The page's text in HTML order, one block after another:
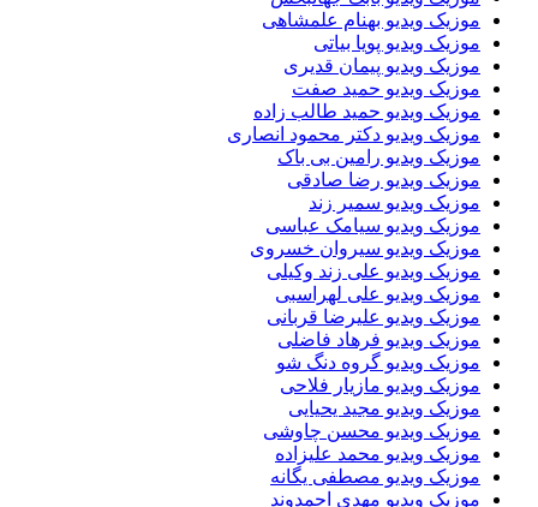
موزیک ویدیو بهنام علمشاهی
موزیک ویدیو پویا بیاتی
موزیک ویدیو پیمان قدیری
موزیک ویدیو حمید صفت
موزیک ویدیو حمید طالب زاده
موزیک ویدیو دکتر محمود انصاری
موزیک ویدیو رامین بی باک
موزیک ویدیو رضا صادقی
موزیک ویدیو سمیر زند
موزیک ویدیو سیامک عباسی
موزیک ویدیو سیروان خسروی
موزیک ویدیو علی زند وکیلی
موزیک ویدیو علی لهراسبی
موزیک ویدیو علیرضا قربانی
موزیک ویدیو فرهاد فاضلی
موزیک ویدیو گروه دنگ شو
موزیک ویدیو مازیار فلاحی
موزیک ویدیو مجید یحیایی
موزیک ویدیو محسن چاوشی
موزیک ویدیو محمد علیزاده
موزیک ویدیو مصطفی یگانه
موزیک ویدیو مهدی احمدوند